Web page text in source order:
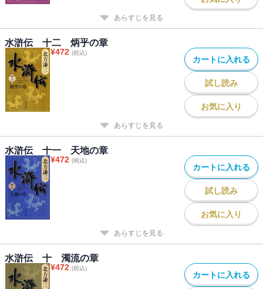
あらすじを見る
水滸伝 十二 炳乎の章
¥472 (税込)
カートに入れる
試し読み
お気に入り
あらすじを見る
水滸伝 十一 天地の章
¥472 (税込)
カートに入れる
試し読み
お気に入り
あらすじを見る
水滸伝 十 濁流の章
¥472 (税込)
カートに入れる